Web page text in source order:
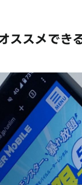
スメでき